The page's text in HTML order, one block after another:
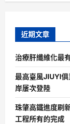
近期文章
治療肝纖維化最
最高臺風JIUYI
岸屢次登陸
珠肇高鐵進度刷
工程所有的完成